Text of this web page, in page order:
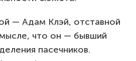
— Адам Клэй, отставной
что он — бывший
пасечников.